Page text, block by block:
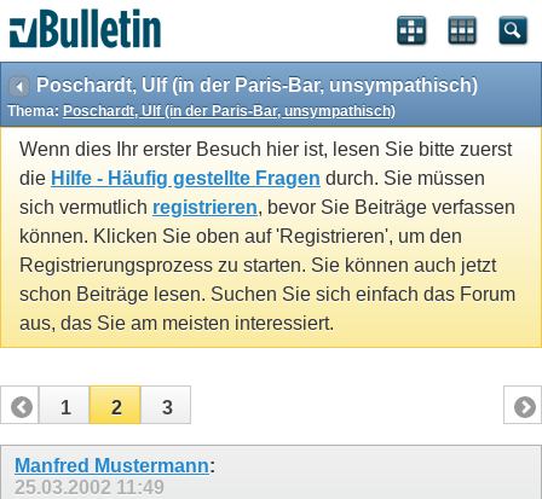
Poschardt, Ulf (in der Paris-Bar, unsympathisch)
Thema: Poschardt, Ulf (in der Paris-Bar, unsympathisch)
Wenn dies Ihr erster Besuch hier ist, lesen Sie bitte zuerst
die Hilfe - Häufig gestellte Fragen durch. Sie müssen
sich vermutlich registrieren, bevor Sie Beiträge verfassen
können. Klicken Sie oben auf 'Registrieren', um den
Registrierungsprozess zu starten. Sie können auch jetzt
schon Beiträge lesen. Suchen Sie sich einfach das Forum
aus, das Sie am meisten interessiert.
1 2 3
Manfred Mustermann:
25.03.2002 11:49